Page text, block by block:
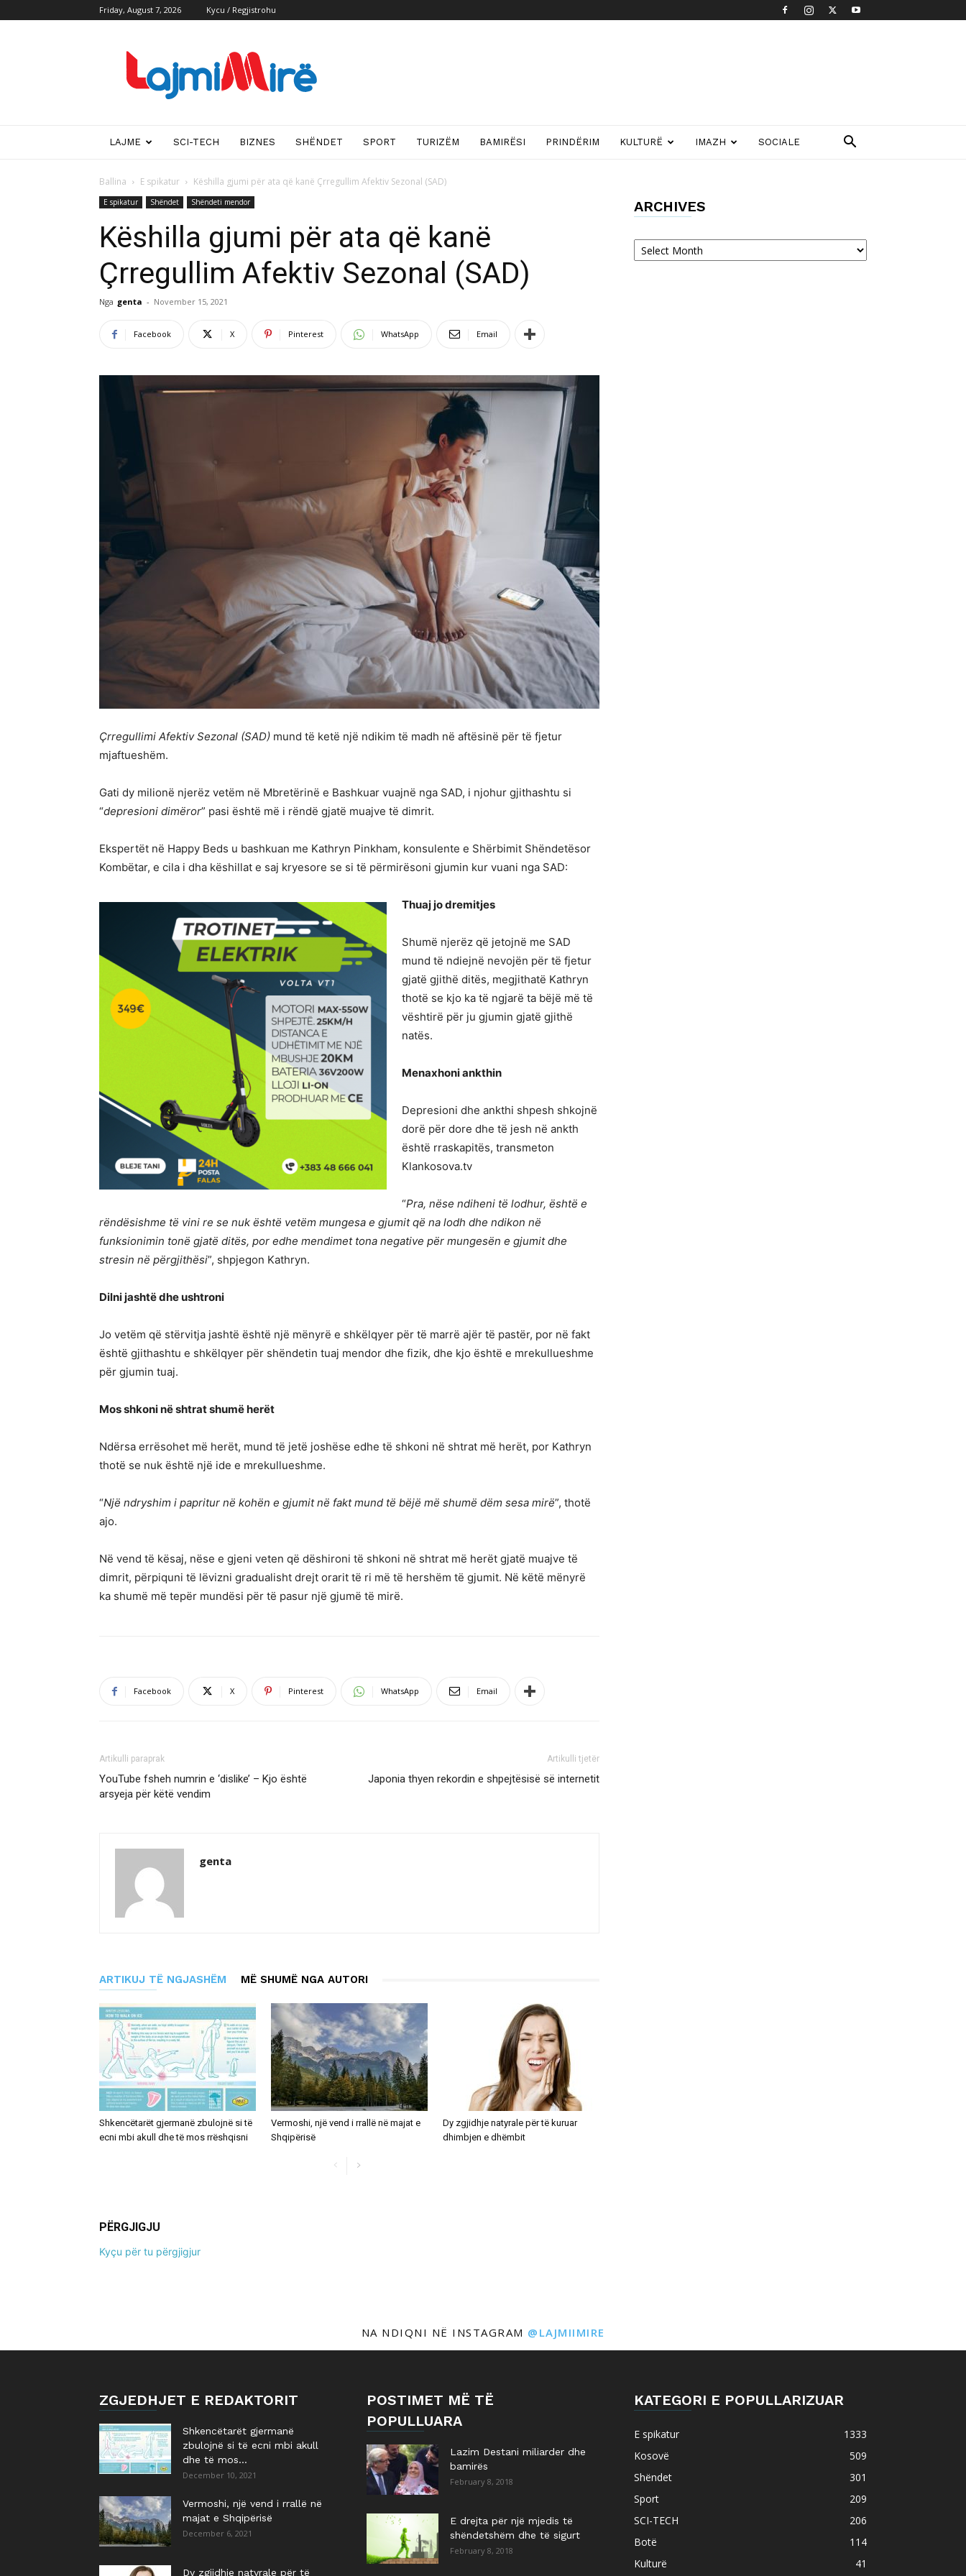
Friday, August 7, 2026 Kycu / Regjistrohu
mire
LAJME SCI-TECH BIZNES SHËNDET SPORT TURIZËM BAMIRËSI PRINDËRIM KULTURË IMAZH SOCIALE
Ballina E spikatur Këshilla gjumi për ata që kanë Çrregullim Afektiv Sezonal (SAD)
E spikatur Shëndet Shëndeti mendor
Këshilla gjumi për ata që kanë
Çrregullim Afektiv Sezonal (SAD)
Nga genta - November 15, 2021
Facebook X Pinterest WhatsApp Email
Çrregullimi Afektiv Sezonal (SAD) mund të ketë një ndikim të madh në aftësinë për të fjetur
mjaftueshëm.
Gati dy milionë njerëz vetëm në Mbretërinë e Bashkuar vuajnë nga SAD, i njohur gjithashtu si
“depresioni dimëror” pasi është më i rëndë gjatë muajve të dimrit.
Ekspertët në Happy Beds u bashkuan me Kathryn Pinkham, konsulente e Shërbimit Shëndetësor
Kombëtar, e cila i dha këshillat e saj kryesore se si të përmirësoni gjumin kur vuani nga SAD:
Thuaj jo dremitjes
Shumë njerëz që jetojnë me SAD
mund të ndiejnë nevojën për të fjetur
gjatë gjithë ditës, megjithatë Kathryn
thotë se kjo ka të ngjarë ta bëjë më të
vështirë për ju gjumin gjatë gjithë
natës.
Menaxhoni ankthin
Depresioni dhe ankthi shpesh shkojnë
dorë për dore dhe të jesh në ankth
është rraskapitës, transmeton
Klankosova.tv
“Pra, nëse ndiheni të lodhur, është e
rëndësishme të vini re se nuk është vetëm mungesa e gjumit që na lodh dhe ndikon në
funksionimin tonë gjatë ditës, por edhe mendimet tona negative për mungesën e gjumit dhe
stresin në përgjithësi”, shpjegon Kathryn.
Dilni jashtë dhe ushtroni
Jo vetëm që stërvitja jashtë është një mënyrë e shkëlqyer për të marrë ajër të pastër, por në fakt
është gjithashtu e shkëlqyer për shëndetin tuaj mendor dhe fizik, dhe kjo është e mrekullueshme
për gjumin tuaj.
Mos shkoni në shtrat shumë herët
Ndërsa errësohet më herët, mund të jetë joshëse edhe të shkoni në shtrat më herët, por Kathryn
thotë se nuk është një ide e mrekullueshme.
“Një ndryshim i papritur në kohën e gjumit në fakt mund të bëjë më shumë dëm sesa mirë”, thotë
ajo.
Në vend të kësaj, nëse e gjeni veten që dëshironi të shkoni në shtrat më herët gjatë muajve të
dimrit, përpiquni të lëvizni gradualisht drejt orarit të ri më të hershëm të gjumit. Në këtë mënyrë
ka shumë më tepër mundësi për të pasur një gjumë të mirë.
Facebook X Pinterest WhatsApp Email
Artikulli paraprak
YouTube fsheh numrin e ‘dislike’ – Kjo është
arsyeja për këtë vendim
Artikulli tjetër
Japonia thyen rekordin e shpejtësisë së internetit
genta
ARTIKUJ TË NGJASHËM MË SHUMË NGA AUTORI
Shkencëtarët gjermanë zbulojnë si të
ecni mbi akull dhe të mos rrëshqisni
Vermoshi, një vend i rrallë në majat e
Shqipërisë
Dy zgjidhje natyrale për të kuruar
dhimbjen e dhëmbit
PËRGJIGJU
Kyçu për tu përgjigjur
ARCHIVES
Archives
NA NDIQNI NË INSTAGRAM @LAJMIIMIRE
ZGJEDHJET E REDAKTORIT
Shkencëtarët gjermanë
zbulojnë si të ecni mbi akull
dhe të mos...
December 10, 2021
Vermoshi, një vend i rrallë në
majat e Shqipërisë
December 6, 2021
Dy zgjidhje natyrale për të
POSTIMET MË TË
POPULLUARA
Lazim Destani miliarder dhe
bamirës
February 8, 2018
E drejta për një mjedis të
shëndetshëm dhe të sigurt
February 8, 2018
KATEGORI E POPULLARIZUAR
E spikatur
1333
Kosovë
509
Shëndet
301
Sport
209
SCI-TECH
206
Botë
114
Kulturë
41